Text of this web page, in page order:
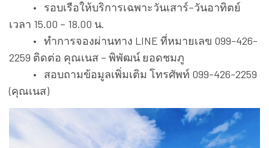
• รอบเรือให้บริการเฉพาะวันเสาร์–วันอาทิตย์
เวลา 15.00 – 18.00 น.
• ทำการจองผ่านทาง LINE ที่หมายเลข 099-426-
2259 ติดต่อ คุณเนส – พิพัฒน์ ยอดชมภู
• สอบถามข้อมูลเพิ่มเติม โทรศัพท์ 099-426-2259
(คุณเนส)